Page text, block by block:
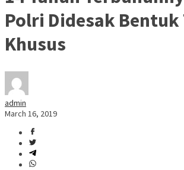
Polri Didesak Bentuk
Khusus
admin
March 16, 2019